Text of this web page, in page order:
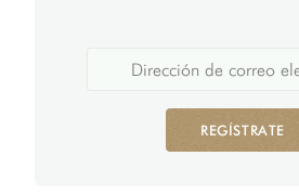
REGÍSTRATE